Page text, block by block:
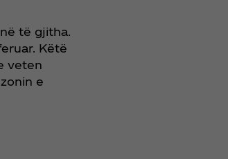
të gjitha.
Këtë
veten
e